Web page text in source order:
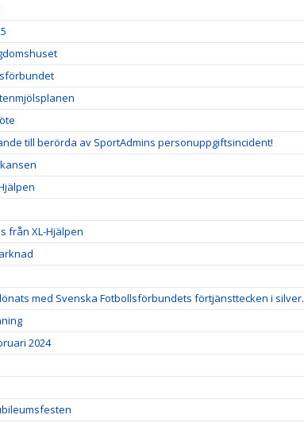
till berörda av SportAdmins personuppgiftsincident!
från XL-Hjälpen
med Svenska Fotbollsförbundets förtjänsttecken i silver.
2024